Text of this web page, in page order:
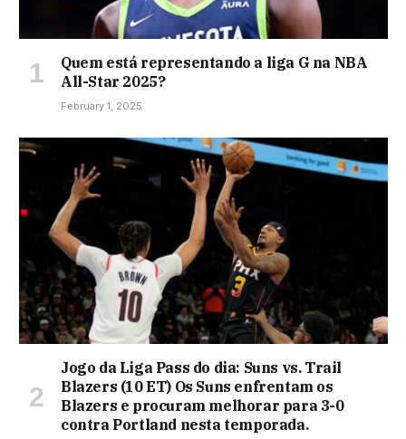
Quem está representando a liga G na NBA
All-Star 2025?
February 1, 2025
Jogo da Liga Pass do dia: Suns vs. Trail
Blazers (10 ET) Os Suns enfrentam os
Blazers e procuram melhorar para 3-0
contra Portland nesta temporada.